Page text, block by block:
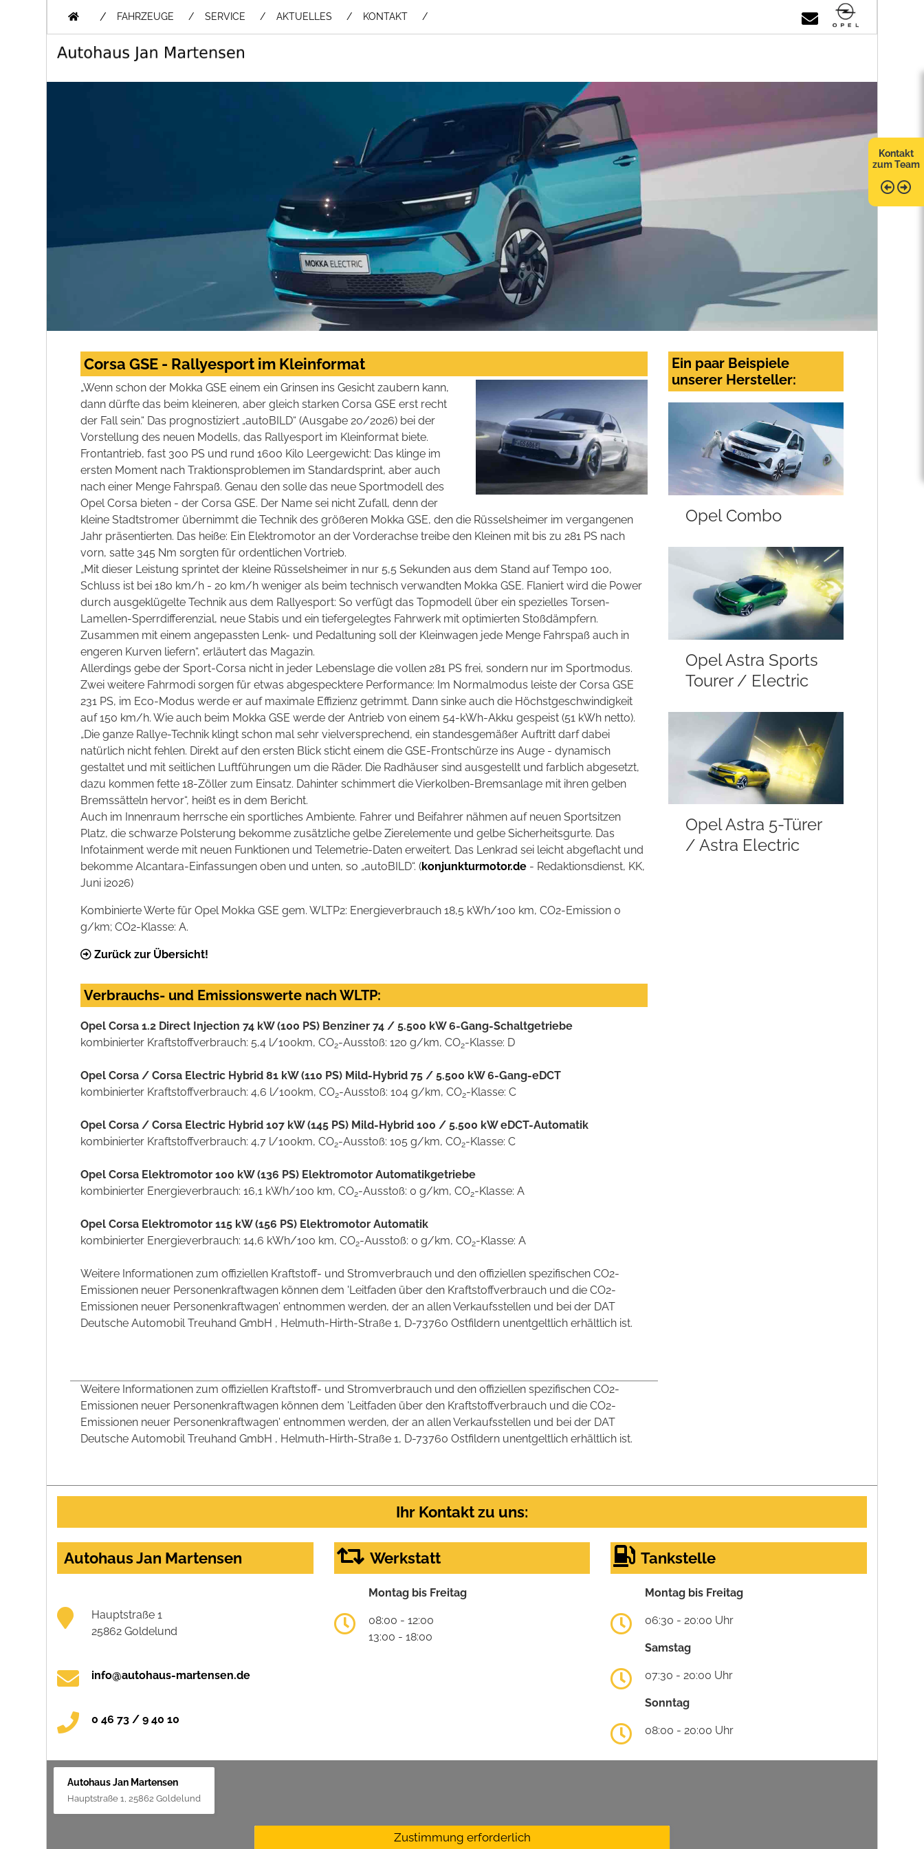
/ FAHRZEUGE SERVICE AKTUELLES KONTAKT
Kontakt
zum Team
Corsa GSE - Rallyesport im Kleinformat
„Wenn schon der Mokka GSE einem ein Grinsen ins Gesicht zaubern kann,
dann dürfte das beim kleineren, aber gleich starken Corsa GSE erst recht
der Fall sein.“ Das prognostiziert „autoBILD“ (Ausgabe 20/2026) bei der
Vorstellung des neuen Modells, das Rallyesport im Kleinformat biete.
Frontantrieb, fast 300 PS und rund 1600 Kilo Leergewicht: Das klinge im
ersten Moment nach Traktionsproblemen im Standardsprint, aber auch
nach einer Menge Fahrspaß. Genau den solle das neue Sportmodell des
Opel Corsa bieten - der Corsa GSE. Der Name sei nicht Zufall, denn der
kleine Stadtstromer übernimmt die Technik des größeren Mokka GSE, den die Rüsselsheimer im vergangenen
Jahr präsentierten. Das heiße: Ein Elektromotor an der Vorderachse treibe den Kleinen mit bis zu 281 PS nach
vorn, satte 345 Nm sorgten für ordentlichen Vortrieb.
„Mit dieser Leistung sprintet der kleine Rüsselsheimer in nur 5,5 Sekunden aus dem Stand auf Tempo 100,
Schluss ist bei 180 km/h - 20 km/h weniger als beim technisch verwandten Mokka GSE. Flaniert wird die Power
durch ausgeklügelte Technik aus dem Rallyesport: So verfügt das Topmodell über ein spezielles Torsen-
Lamellen-Sperrdifferenzial, neue Stabis und ein tiefergelegtes Fahrwerk mit optimierten Stoßdämpfern.
Zusammen mit einem angepassten Lenk- und Pedaltuning soll der Kleinwagen jede Menge Fahrspaß auch in
engeren Kurven liefern“, erläutert das Magazin.
Allerdings gebe der Sport-Corsa nicht in jeder Lebenslage die vollen 281 PS frei, sondern nur im Sportmodus.
Zwei weitere Fahrmodi sorgen für etwas abgespecktere Performance: Im Normalmodus leiste der Corsa GSE
231 PS, im Eco-Modus werde er auf maximale Effizienz getrimmt. Dann sinke auch die Höchstgeschwindigkeit
auf 150 km/h. Wie auch beim Mokka GSE werde der Antrieb von einem 54-kWh-Akku gespeist (51 kWh netto).
„Die ganze Rallye-Technik klingt schon mal sehr vielversprechend, ein standesgemäßer Auftritt darf dabei
natürlich nicht fehlen. Direkt auf den ersten Blick sticht einem die GSE-Frontschürze ins Auge - dynamisch
gestaltet und mit seitlichen Luftführungen um die Räder. Die Radhäuser sind ausgestellt und farblich abgesetzt,
dazu kommen fette 18-Zöller zum Einsatz. Dahinter schimmert die Vierkolben-Bremsanlage mit ihren gelben
Bremssätteln hervor“, heißt es in dem Bericht.
Auch im Innenraum herrsche ein sportliches Ambiente. Fahrer und Beifahrer nähmen auf neuen Sportsitzen
Platz, die schwarze Polsterung bekomme zusätzliche gelbe Zierelemente und gelbe Sicherheitsgurte. Das
Infotainment werde mit neuen Funktionen und Telemetrie-Daten erweitert. Das Lenkrad sei leicht abgeflacht und
bekomme Alcantara-Einfassungen oben und unten, so „autoBILD“. (konjunkturmotor.de - Redaktionsdienst, KK,
Juni i2026)
Kombinierte Werte für Opel Mokka GSE gem. WLTP2: Energieverbrauch 18,5 kWh/100 km, CO2-Emission 0
g/km; CO2-Klasse: A.
Zurück zur Übersicht!
Verbrauchs- und Emissionswerte nach WLTP:
Opel Corsa 1.2 Direct Injection 74 kW (100 PS) Benziner 74 / 5.500 kW 6-Gang-Schaltgetriebe
kombinierter Kraftstoffverbrauch: 5,4 l/100km, CO2-Ausstoß: 120 g/km, CO2-Klasse: D
Opel Corsa / Corsa Electric Hybrid 81 kW (110 PS) Mild-Hybrid 75 / 5.500 kW 6-Gang-eDCT
kombinierter Kraftstoffverbrauch: 4,6 l/100km, CO2-Ausstoß: 104 g/km, CO2-Klasse: C
Opel Corsa / Corsa Electric Hybrid 107 kW (145 PS) Mild-Hybrid 100 / 5.500 kW eDCT-Automatik
kombinierter Kraftstoffverbrauch: 4,7 l/100km, CO2-Ausstoß: 105 g/km, CO2-Klasse: C
Opel Corsa Elektromotor 100 kW (136 PS) Elektromotor Automatikgetriebe
kombinierter Energieverbrauch: 16,1 kWh/100 km, CO2-Ausstoß: 0 g/km, CO2-Klasse: A
Opel Corsa Elektromotor 115 kW (156 PS) Elektromotor Automatik
kombinierter Energieverbrauch: 14,6 kWh/100 km, CO2-Ausstoß: 0 g/km, CO2-Klasse: A
Weitere Informationen zum offiziellen Kraftstoff- und Stromverbrauch und den offiziellen spezifischen CO2-
Emissionen neuer Personenkraftwagen können dem 'Leitfaden über den Kraftstoffverbrauch und die CO2-
Emissionen neuer Personenkraftwagen' entnommen werden, der an allen Verkaufsstellen und bei der DAT
Deutsche Automobil Treuhand GmbH , Helmuth-Hirth-Straße 1, D-73760 Ostfildern unentgeltlich erhältlich ist.
Weitere Informationen zum offiziellen Kraftstoff- und Stromverbrauch und den offiziellen spezifischen CO2-
Emissionen neuer Personenkraftwagen können dem 'Leitfaden über den Kraftstoffverbrauch und die CO2-
Emissionen neuer Personenkraftwagen' entnommen werden, der an allen Verkaufsstellen und bei der DAT
Deutsche Automobil Treuhand GmbH , Helmuth-Hirth-Straße 1, D-73760 Ostfildern unentgeltlich erhältlich ist.
Ein paar Beispiele
unserer Hersteller:
Opel Combo
Opel Astra Sports
Tourer / Electric
Opel Astra 5-Türer
/ Astra Electric
Ihr Kontakt zu uns:
Autohaus Jan Martensen
Hauptstraße 1
25862 Goldelund
info@autohaus-martensen.de
0 46 73 / 9 40 10
Werkstatt
Montag bis Freitag
08:00 - 12:00
13:00 - 18:00
Tankstelle
Montag bis Freitag
06:30 - 20:00 Uhr
Samstag
07:30 - 20:00 Uhr
Sonntag
08:00 - 20:00 Uhr
Autohaus Jan Martensen
Hauptstraße 1, 25862 Goldelund
Zustimmung erforderlich